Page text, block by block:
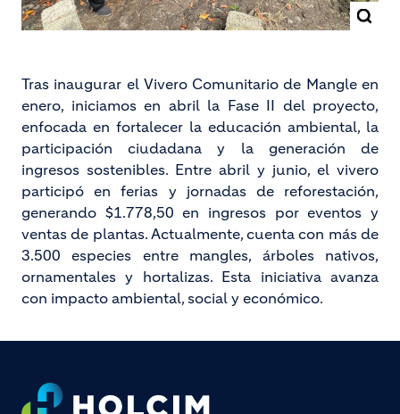
Tras inaugurar el Vivero Comunitario de Mangle en
enero, iniciamos en abril la Fase II del proyecto,
enfocada en fortalecer la educación ambiental, la
participación ciudadana y la generación de
ingresos sostenibles. Entre abril y junio, el vivero
participó en ferias y jornadas de reforestación,
generando $1.778,50 en ingresos por eventos y
ventas de plantas. Actualmente, cuenta con más de
3.500 especies entre mangles, árboles nativos,
ornamentales y hortalizas. Esta iniciativa avanza
con impacto ambiental, social y económico.
Footer